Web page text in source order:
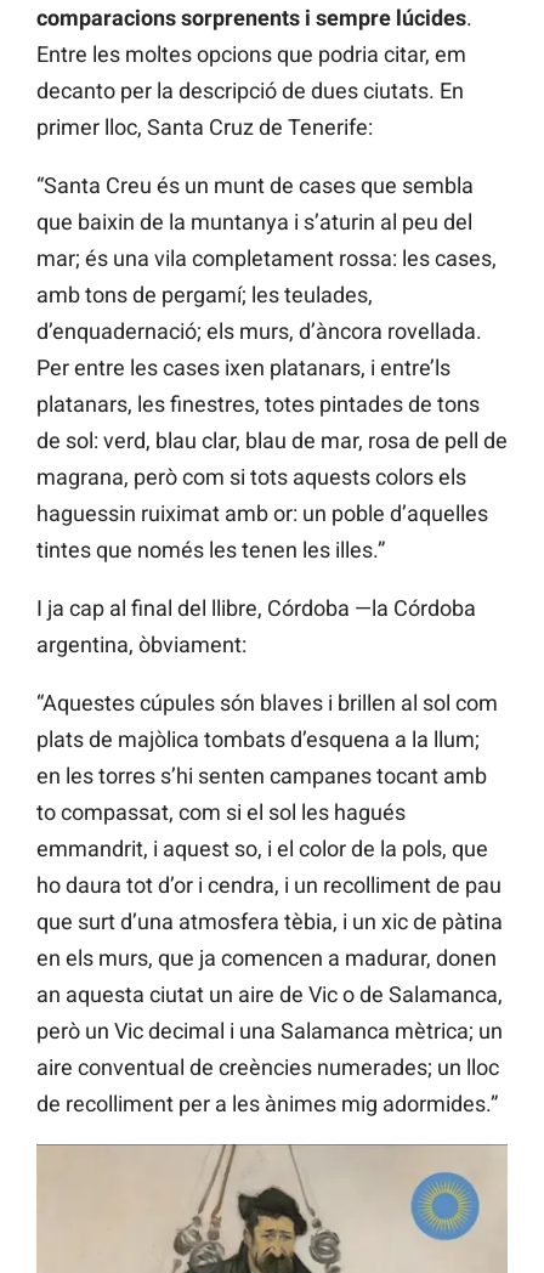
comparacions sorprenents i sempre lúcides.
Entre les moltes opcions que podria citar, em
decanto per la descripció de dues ciutats. En
primer lloc, Santa Cruz de Tenerife:
“Santa Creu és un munt de cases que sembla
que baixin de la muntanya i s’aturin al peu del
mar; és una vila completament rossa: les cases,
amb tons de pergamí; les teulades,
d’enquadernació; els murs, d’àncora rovellada.
Per entre les cases ixen platanars, i entre’ls
platanars, les finestres, totes pintades de tons
de sol: verd, blau clar, blau de mar, rosa de pell de
magrana, però com si tots aquests colors els
haguessin ruiximat amb or: un poble d’aquelles
tintes que només les tenen les illes.”
I ja cap al final del llibre, Córdoba —la Córdoba
argentina, òbviament:
“Aquestes cúpules són blaves i brillen al sol com
plats de majòlica tombats d’esquena a la llum;
en les torres s’hi senten campanes tocant amb
to compassat, com si el sol les hagués
emmandrit, i aquest so, i el color de la pols, que
ho daura tot d’or i cendra, i un recolliment de pau
que surt d’una atmosfera tèbia, i un xic de pàtina
en els murs, que ja comencen a madurar, donen
an aquesta ciutat un aire de Vic o de Salamanca,
però un Vic decimal i una Salamanca mètrica; un
aire conventual de creències numerades; un lloc
de recolliment per a les ànimes mig adormides.”